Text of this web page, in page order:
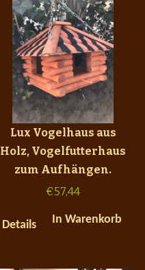
Lux Vogelhaus aus
Holz, Vogelfutterhaus
zum Aufhängen.
€57,44
Details In Warenkorb